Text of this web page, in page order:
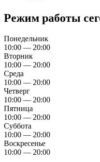
Режим работы
Понедельник
10:00 — 20:00
Вторник
10:00 — 20:00
Среда
10:00 — 20:00
Четверг
10:00 — 20:00
Пятница
10:00 — 20:00
Суббота
10:00 — 20:00
Воскресенье
10:00 — 20:00